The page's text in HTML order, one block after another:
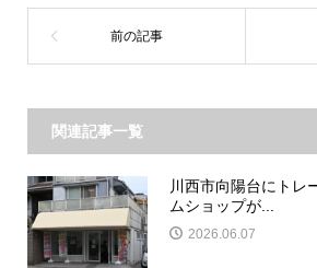
関連記事一覧
川西市向陽台にトレ
ムショップが...
2026.06.07